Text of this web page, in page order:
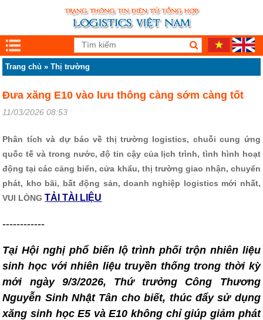
Trang chủ »Thị trường
Đưa xăng E10 vào lưu thông càng sớm càng tốt
11/03/2026 08:53
Phân tích và dự báo về thị trường logistics, chuỗi cung ứng
quốc tế và trong nước, độ tin cậy của lịch trình, tình hình hoạt
động tại các cảng biển, cửa khẩu, thị trường giao nhận, chuyển
phát, kho bãi, bất động sản, doanh nghiệp logistics mới nhất,
VUI LÒNGTẢI TÀI LIỆU
------------
Tại Hội nghị phổ biến lộ trình phối trộn nhiên liệu
sinh học với nhiên liệu truyền thống trong thời kỳ
mới ngày 9/3/2026, Thứ trưởng Công Thương
Nguyễn Sinh Nhật Tân cho biết, thúc đẩy sử dụng
xăng sinh học E5 và E10 không chỉ giúp giảm phát